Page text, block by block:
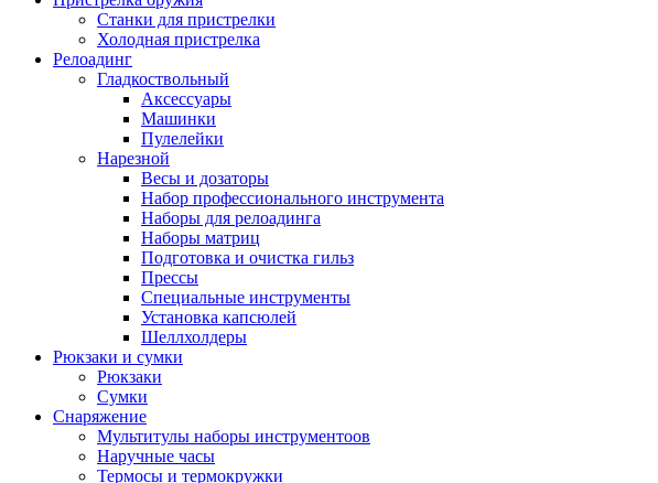
Станки для пристрелки
Холодная пристрелка
Релоадинг
Гладкоствольный
Аксессуары
Машинки
Пулелейки
Нарезной
Весы и дозаторы
Набор профессионального инструмента
Наборы для релоадинга
Наборы матриц
Подготовка и очистка гильз
Прессы
Специальные инструменты
Установка капсюлей
Шеллхолдеры
Рюкзаки и сумки
Рюкзаки
Сумки
Снаряжение
Мультитулы наборы инструментоов
Наручные часы
Термосы и термокружки